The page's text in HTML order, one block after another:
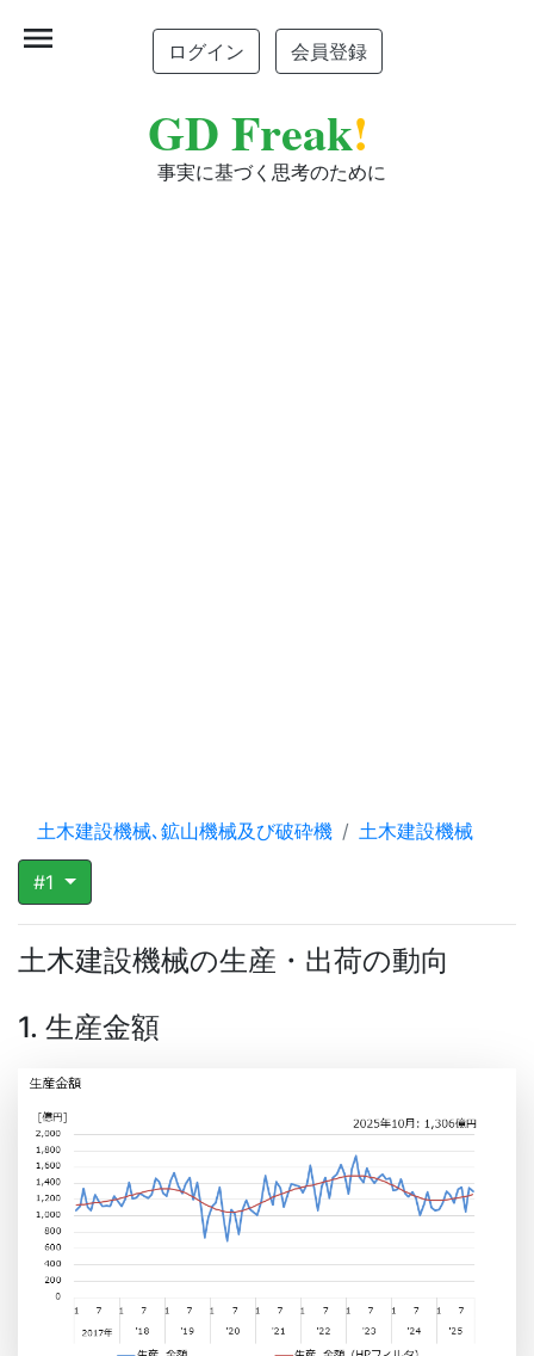
ログイン 会員登録
GD Freak!
事実に基づく思考のために
menu
土木建設機械､鉱山機械及び破砕機 土木建設機械
#1
土木建設機械の生産・出荷の動向
1. 生産金額